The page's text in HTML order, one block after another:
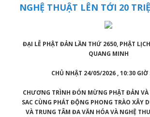
NGHỆ THUẬT LÊN TỚI 20
ĐẠI LỄ PHẬT ĐẢN LẦN THỨ 2650, PHẬT
QUANG MINH
CHỦ NHẬT 24/05/2026 , 10:30 GIỜ
CHƯƠNG TRÌNH ĐÓN MỪNG PHẬT ĐẢN VÀ
SAC CÙNG PHÁT ĐỘNG PHONG TRÀO XÂY
VÀ TRUNG TÂM ĐA VĂN HÓA VÀ NGHỆ